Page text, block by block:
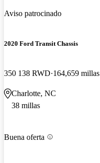
Aviso patrocinado
2020 Ford Transit Chassis
350 138 RWD 164,659 millas
Charlotte, NC
38 millas
Buena oferta